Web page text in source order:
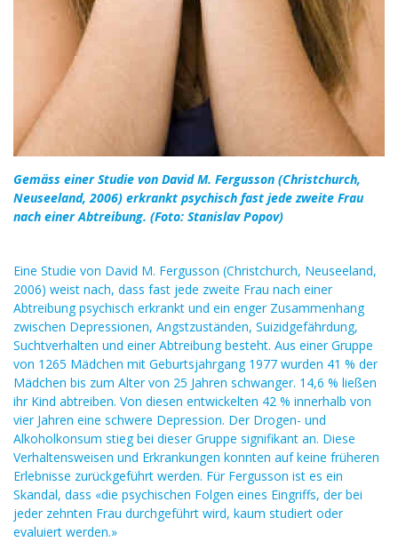
Gemäss einer Studie von David M. Fergusson (Christchurch,
Neuseeland, 2006) erkrankt psychisch fast jede zweite Frau
nach einer Abtreibung. (Foto: Stanislav Popov)
Eine Studie von David M. Fergusson (Christchurch, Neuseeland,
2006) weist nach, dass fast jede zweite Frau nach einer
Abtreibung psychisch erkrankt und ein enger Zusammenhang
zwischen Depressionen, Angstzuständen, Suizidgefährdung,
Suchtverhalten und einer Abtreibung besteht. Aus einer Gruppe
von 1265 Mädchen mit Geburtsjahrgang 1977 wurden 41 % der
Mädchen bis zum Alter von 25 Jahren schwanger. 14,6 % ließen
ihr Kind abtreiben. Von diesen entwickelten 42 % innerhalb von
vier Jahren eine schwere Depression. Der Drogen- und
Alkoholkonsum stieg bei dieser Gruppe signifikant an. Diese
Verhaltensweisen und Erkrankungen konnten auf keine früheren
Erlebnisse zurückgeführt werden. Für Fergusson ist es ein
Skandal, dass «die psychischen Folgen eines Eingriffs, der bei
jeder zehnten Frau durchgeführt wird, kaum studiert oder
evaluiert werden.»